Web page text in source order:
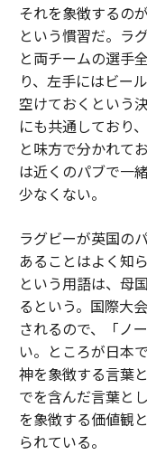
それを象徴するの
という慣習だ。ラ
と両チームの選手
り、左手にはビー
空けておくという
にも共通しており
と味方で分かれて
は近くのパブで一
少なくない。
ラグビーが英国の
あることはよく知
という用語は、母
るという。国際大
されるので、「ノ
い。ところが日本
神を象徴する言葉
でを含んだ言葉と
を象徴する価値観
られている。